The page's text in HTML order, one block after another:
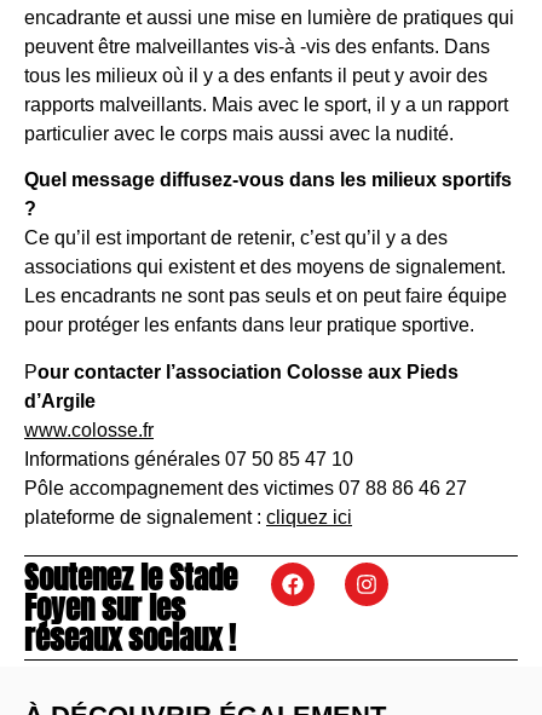
encadrante et aussi une mise en lumière de pratiques qui
peuvent être malveillantes vis-à -vis des enfants. Dans
tous les milieux où il y a des enfants il peut y avoir des
rapports malveillants. Mais avec le sport, il y a un rapport
particulier avec le corps mais aussi avec la nudité.
Quel message diffusez-vous dans les milieux sportifs
?
Ce qu’il est important de retenir, c’est qu’il y a des
associations qui existent et des moyens de signalement.
Les encadrants ne sont pas seuls et on peut faire équipe
pour protéger les enfants dans leur pratique sportive.
Pour contacter l’association Colosse aux Pieds
d’Argile
www.colosse.fr
Informations générales 07 50 85 47 10
Pôle accompagnement des victimes 07 88 86 46 27
plateforme de signalement : cliquez ici
Soutenez le Stade
Foyen sur les
réseaux sociaux !